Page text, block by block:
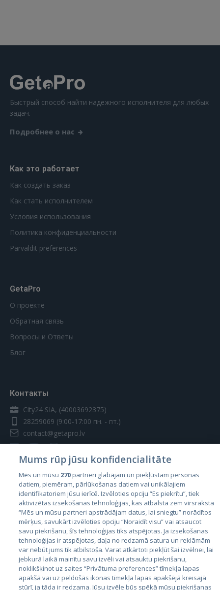
 Sign in with Apple
Ещё не зарегистрированы?
Быстрый способ найти надежного исполнителя для любых
задач.
Подробнее о нас
Как это работает
Как создать заказ
Как стать исполнителем
Условия использования
Политика конфиденциальности
Pārvaldīt preferences
GetaPro
О проекте
Обратная связь
Вопросы и Ответы
Блог
Контакты
City24 SIA, (40003692375)
28259069 (9:00-17:00 пн. - пт.)
contact@getapro.lv
Страны
Эстония
Латвия
Литва
Mums rūp jūsu konfidencialitāte
Mēs un mūsu 270partneri glabājam un piekļūstam personas
datiem, piemēram, pārlūkošanas datiem vai unikālajiem
identifikatoriem jūsu ierīcē. Izvēloties opciju “Es piekrītu”, tiek
aktivizētas izsekošanas tehnoloģijas, kas atbalsta zem virsraksta
“Mēs un mūsu partneri apstrādājam datus, lai sniegtu” norādītos
mērķus, savukārt izvēloties opciju “Noraidīt visu” vai atsaucot
savu piekrišanu, šīs tehnoloģijas tiks atspējotas. Ja izsekošanas
tehnoloģijas ir atspējotas, daļa no redzamā satura un reklāmām
var nebūt jums tik atbilstoša. Varat atkārtoti piekļūt šai izvēlnei, lai
jebkurā laikā mainītu savu izvēli vai atsauktu piekrišanu,
noklikšķinot uz saites “Privātuma preferences” tīmekļa lapas
apakšā vai uz peldošās ikonas tīmekļa lapas apakšējā kreisajā
stūrī, ja tāda ir redzama. Jūsu izvēle būs spēkā mūsu piekrišanas